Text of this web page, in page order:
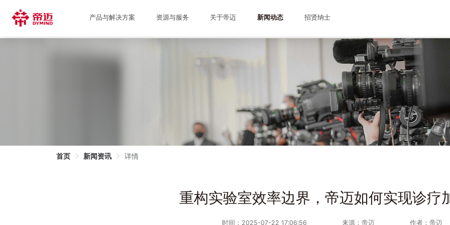
产品与解决方案 资源与服务 关于帝迈 新闻动态 招贤纳士
首页 新闻资讯 详情
重构实验室效率边界，帝迈如何实现诊疗
时间：2025-07-22 17:06:56 来源：帝迈 作者：帝迈